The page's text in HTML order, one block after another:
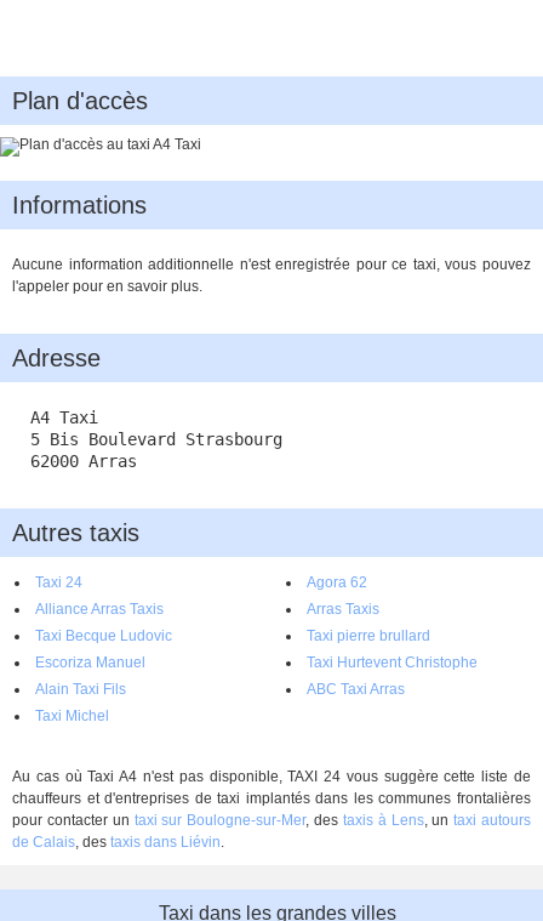
Plan d'accès
Informations
Aucune information additionnelle n'est enregistrée pour ce taxi, vous pouvez
l'appeler pour en savoir plus.
Adresse
A4 Taxi
5 Bis Boulevard Strasbourg
62000 Arras
Autres taxis
Taxi 24
Agora 62
Alliance Arras Taxis
Arras Taxis
Taxi Becque Ludovic
Taxi pierre brullard
Escoriza Manuel
Taxi Hurtevent Christophe
Alain Taxi Fils
ABC Taxi Arras
Taxi Michel
Au cas où Taxi A4 n'est pas disponible, TAXI 24 vous suggère cette liste de
chauffeurs et d'entreprises de taxi implantés dans les communes frontalières
pour contacter un taxi sur Boulogne-sur-Mer, des taxis à Lens, untaxi autours
de Calais, des taxis dans Liévin.
Taxi dans les grandes villes